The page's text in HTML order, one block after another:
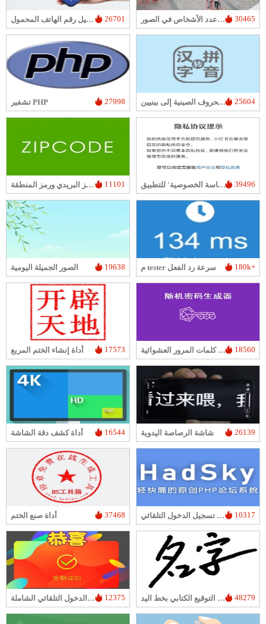
استعلام عن مدة تسجيل رقم الهاتف المحمول 26701 أداة لعد عدد الأشخاص في الصور 30465
تشفير PHP 27998 تحويل الحروف الصينية إلى بينيين 25604
بحث الرمز البريدي ورمز المنطقة 11101 مولد 'سياسة الخصوصية' للتطبيق 39496
الصور الجميلة اليومية 19638 م tester سرعة رد الفعل 180k+
أداة إنشاء الختم المربع 17573 مولد كلمات المرور العشوائية 18560
أداة كشف دقة الشاشة 16544 شاشة الرصاصة اليدوية 26139
أداة صنع الختم 37468 أداة تسجيل الدخول التلقائي HadSky 10317
أداة تسجيل الدخول التلقائي الشاملة 12375 منشئ صورة التوقيع الكتابي بخط اليد 48279